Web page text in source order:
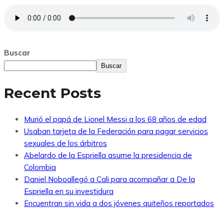
Buscar
Buscar
Recent Posts
Murió el papá de Lionel Messi a los 68 años de edad
Usaban tarjeta de la Federación para pagar servicios
sexuales de los árbitros
Abelardo de la Espriella asume la presidencia de
Colombia
Daniel Noboallegó a Cali para acompañar a De la
Espriella en su investidura
Encuentran sin vida a dos jóvenes quiteños reportados